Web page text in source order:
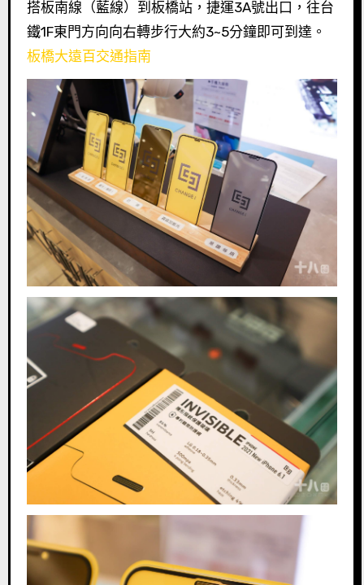
搭板南線（藍線）到板橋站，捷運3A號出口，往台
鐵1F東門方向向右轉步行大約3~5分鐘即可到達。
板橋大遠百交通指南